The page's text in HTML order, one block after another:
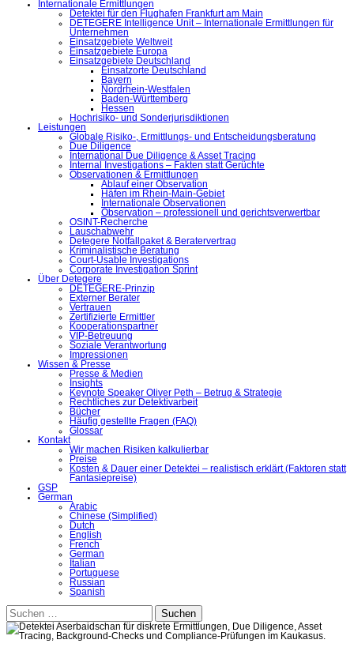
Internationale Ermittlungen
Detektei für den Flughafen Frankfurt am Main
DETEGERE Intelligence Unit – Internationale Ermittlungen für
Unternehmen
Einsatzgebiete Weltweit
Einsatzgebiete Europa
Einsatzgebiete Deutschland
Einsatzorte Deutschland
Bayern
Nordrhein-Westfalen
Baden-Württemberg
Hessen
Hochrisiko- und Sonderjurisdiktionen
Leistungen
Globale Risiko-, Ermittlungs- und Entscheidungsberatung
Due Diligence
International Due Diligence & Asset Tracing
Internal Investigations – Fakten statt Gerüchte
Observationen & Ermittlungen
Ablauf einer Observation
Häfen im Rhein-Main-Gebiet
Internationale Observationen
Observation – professionell und gerichtsverwertbar
OSINT-Recherche
Lauschabwehr
Detegere Notfallpaket & Beratervertrag
Kriminalistische Beratung
Court-Usable Investigations
Corporate Investigation Sprint
Über Detegere
DETEGERE-Prinzip
Externer Berater
Vertrauen
Zertifizierte Ermittler
Kooperationspartner
VIP-Betreuung
Soziale Verantwortung
Impressionen
Wissen & Presse
Presse & Medien
Insights
Keynote Speaker Oliver Peth – Betrug & Strategie
Rechtliches zur Detektivarbeit
Bücher
Häufig gestellte Fragen (FAQ)
Glossar
Kontakt
Wir machen Risiken kalkulierbar
Preise
Kosten & Dauer einer Detektei – realistisch erklärt (Faktoren statt
Fantasiepreise)
GSP
German
Arabic
Chinese (Simplified)
Dutch
English
French
German
Italian
Portuguese
Russian
Spanish
Suchen
nach: